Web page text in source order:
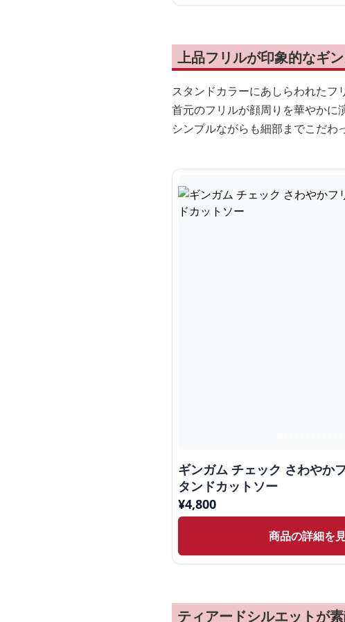
上品フリルが印象的なギ
スタンドカラーにあしらわれたフ
首元のフリルが顔周りを華やかに
シンプルながらも細部までこだわ
ギンガム チェック さわやか
タンドカットソー
¥4,800
商品の詳細を
ティアードシルエットが